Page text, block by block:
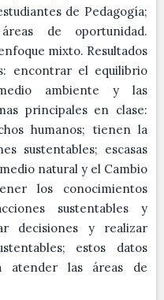
de Pedagogía;
de oportunidad.
mixto. Resultados
encontrar el equilibrio
ambiente y las
principales en clase:
humanos; tienen la
sustentables; escasas
natural y el Cambio
los conocimientos
sustentables y
decisiones y realizar
estos datos
atender las áreas de